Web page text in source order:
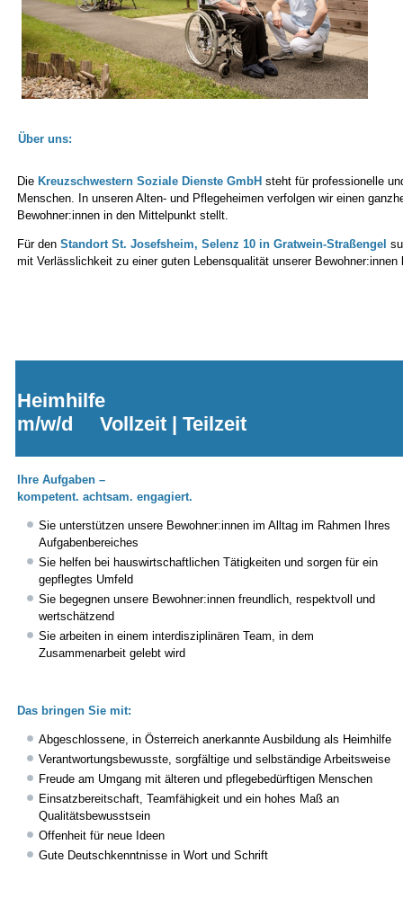
Über uns:
Die Kreuzschwestern Soziale Dienste GmbH steht für professionelle
Menschen. In unseren Alten- und Pflegeheimen verfolgen wir einen
Bewohner:innen in den Mittelpunkt stellt.
Für denStandort St. Josefsheim, Selenz 10 in Gratwein-Straßengel
mit Verlässlichkeit zu einer guten Lebensqualität unserer Bewohner:innen
Heimhilfe
m/w/d Vollzeit | Teilzeit
Ihre Aufgaben –
kompetent. achtsam. engagiert.
Sie unterstützen unsere Bewohner:innen im Alltag im Rahmen Ihres
Aufgabenbereiches
Sie helfen bei hauswirtschaftlichen Tätigkeiten und sorgen für ein
gepflegtes Umfeld
Sie begegnen unsere Bewohner:innen freundlich, respektvoll und
wertschätzend
Sie arbeiten in einem interdisziplinären Team, in dem
Zusammenarbeit gelebt wird
Das bringen Sie mit:
Abgeschlossene, in Österreich anerkannte Ausbildung als Heimhilfe
Verantwortungsbewusste, sorgfältige und selbständige Arbeitsweise
Freude am Umgang mit älteren und pflegebedürftigen Menschen
Einsatzbereitschaft, Teamfähigkeit und ein hohes Maß an
Qualitätsbewusstsein
Offenheit für neue Ideen
Gute Deutschkenntnisse in Wort und Schrift